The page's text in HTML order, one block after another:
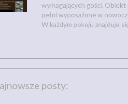
wymagających gości.
pełni wyposażone w
W każdym pokoju znajduje
posty: